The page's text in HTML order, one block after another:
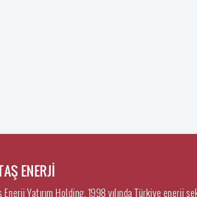
ENERJİ
Yatırım Holding, 1998 yılında Türkiye enerji